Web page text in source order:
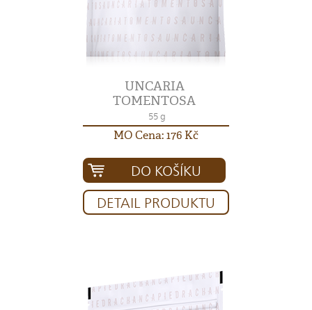
UNCARIA
TOMENTOSA
55 g
MO Cena: 176 Kč
DO KOŠÍKU
DETAIL PRODUKTU